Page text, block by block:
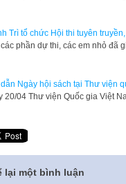
Trì tổ chức Hội thi tuyên
phần dự thi, các em nhỏ đã
dẫn Ngày hội sách tại Thư viện
20/04 Thư viện Quốc gia Việt
lại một bình luận